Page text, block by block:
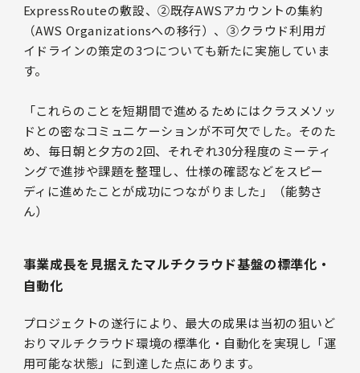
ExpressRouteの敷設、②既存AWSアカウントの集約
（AWS Organizationsへの移行）、③クラウド利用ガ
イドラインの策定の3つについても新たに実施していま
す。
「これらのことを短期間で進めるためにはクラスメソッ
ドとの密なコミュニケーションが不可欠でした。そのた
め、毎日朝と夕方の2回、それぞれ30分程度のミーティ
ングで進捗や課題を整理し、仕様の確認などをスピー
ディに進めたことが成功につながりました」（能勢さ
ん）
事業成長を見据えたマルチクラウド基盤の標準化・
自動化
プロジェクトの遂行により、最大の成果は当初の狙いど
おりマルチクラウド環境の標準化・自動化を実現し「運
用可能な状態」に到達した点にあります。